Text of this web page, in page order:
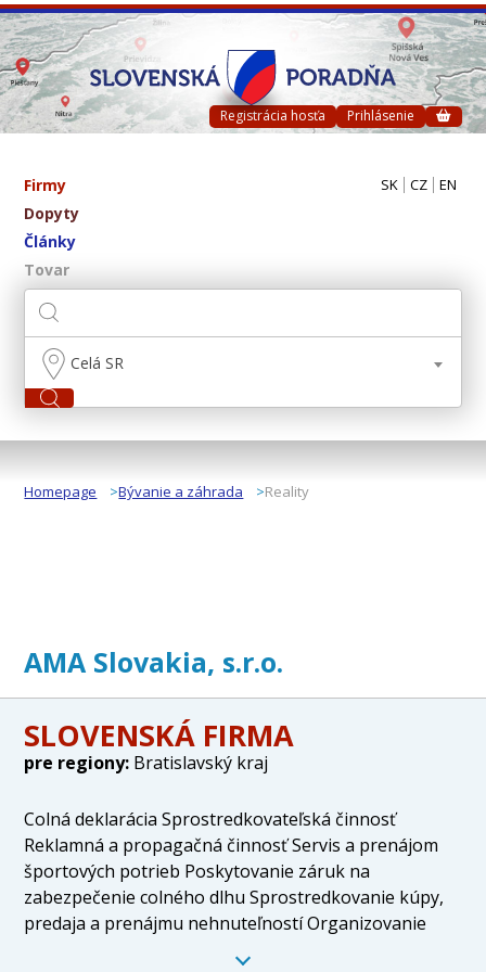
Registrácia hosťa Prihlásenie
Firmy
Dopyty
Články
Tovar
SK CZ EN
Celá SR
Homepage Bývanie a záhrada Reality
AMA Slovakia, s.r.o.
SLOVENSKÁ FIRMA
pre regiony: Bratislavský kraj
Colná deklarácia Sprostredkovateľská činnosť
Reklamná a propagačná činnosť Servis a prenájom
športových potrieb Poskytovanie záruk na
zabezpečenie colného dlhu Sprostredkovanie kúpy,
predaja a prenájmu nehnuteľností Organizovanie